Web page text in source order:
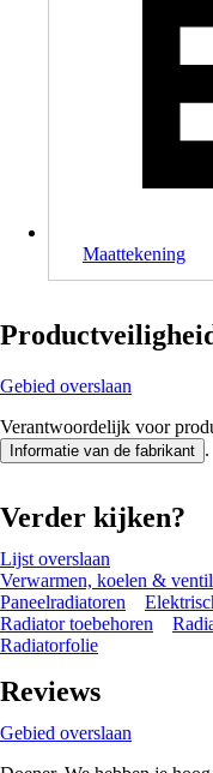
Maattekening
Gebied overslaan
Verantwoordelijk voor
Informatie van de fabrikant .
Verder kijken?
Lijst overslaan
Verwarmen, koelen &
Paneelradiatoren
Radiator toebehoren
Radiatorfolie
Reviews
Gebied overslaan